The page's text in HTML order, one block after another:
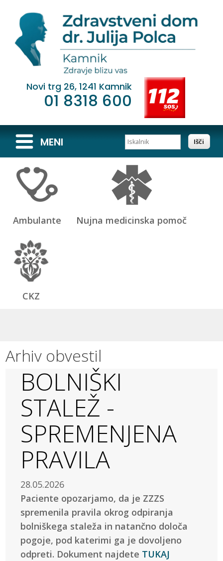
Novi trg 26, 1241 Kamnik
01 8318 600
MENI Iskalnik
Ambulante Nujna medicinska pomoč
CKZ
Arhiv obvestil
BOLNIŠKI
STALEŽ -
SPREMENJENA
PRAVILA
28.05.2026
Paciente opozarjamo, da je ZZZS
spremenila pravila okrog odpiranja
bolniškega staleža in natančno določa
pogoje, pod katerimi ga je dovoljeno
odpreti. Dokument najdete TUKAJ